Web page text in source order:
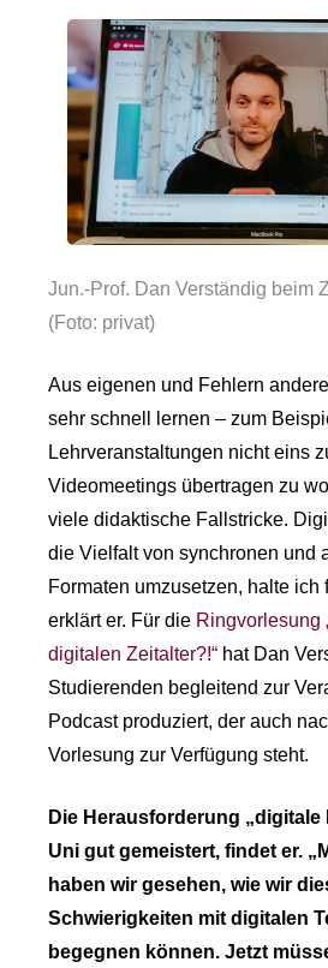
Jun.-Prof. Dan Verständig beim
(Foto: privat)
Aus eigenen und Fehlern
sehr schnell lernen – zum
Lehrveranstaltungen nicht eins
Videomeetings übertragen zu
viele didaktische Fallstricke.
die Vielfalt von synchronen und
Formaten umzusetzen, halte ich
erklärt er. Für die Ringvorlesung
digitalen Zeitalter?!“ hat Dan
Studierenden begleitend zur
Podcast produziert, der auch
Vorlesung zur Verfügung steht.
Die Herausforderung „digitale
Uni gut gemeistert, findet er.
haben wir gesehen, wie wir
Schwierigkeiten mit digitalen
begegnen können. Jetzt